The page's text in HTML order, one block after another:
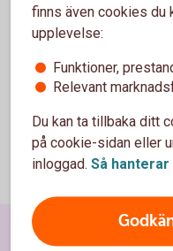
finns även cookies du
upplevelse:
Funktioner,
Relevant
Du kan ta tillbaka ditt
på cookie-sidan eller
inloggad. Så hanterar